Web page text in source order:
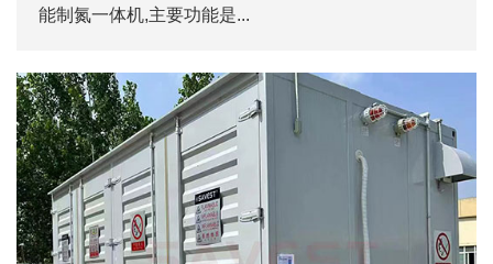
能制氮一体机,主要功能是...